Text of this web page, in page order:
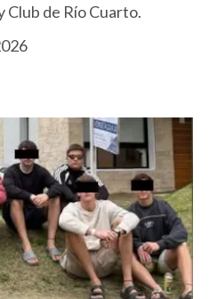
Club de Río Cuarto.